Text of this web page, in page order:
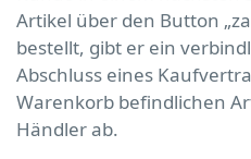
Artikel über den Button
bestellt, gibt er ein
Abschluss eines
Warenkorb befindlichen
Händler ab.